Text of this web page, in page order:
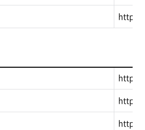
http://
http://
http://
http://